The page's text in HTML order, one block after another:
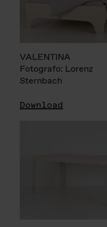
VALENTINA
Fotografo: Lorenz
Sternbach
Download